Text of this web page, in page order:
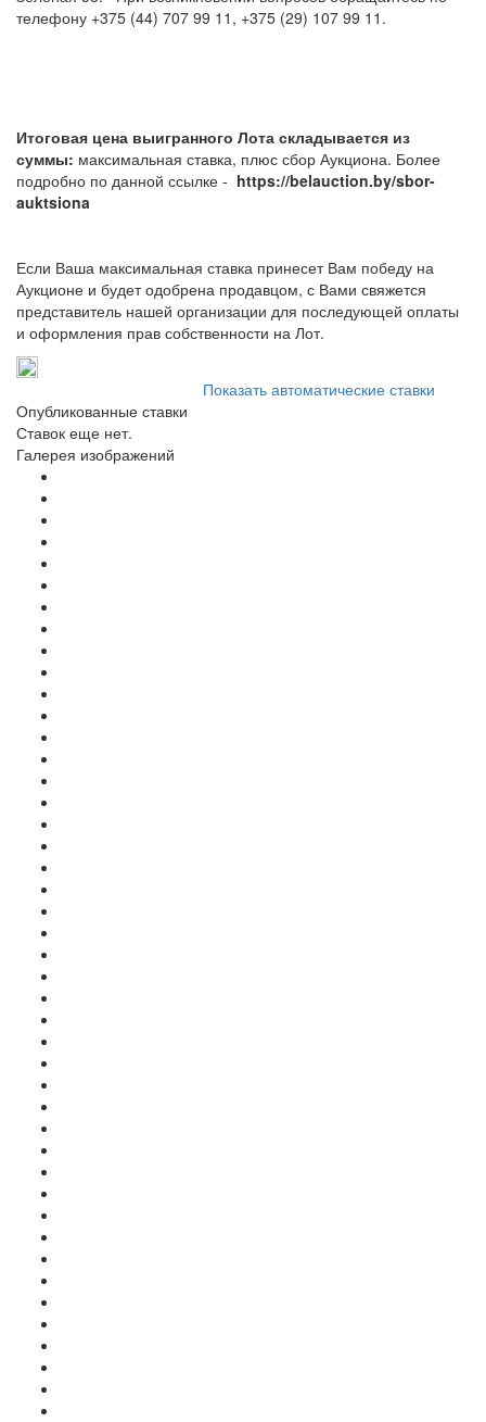
телефону +375 (44) 707 99 11, +375 (29) 107 99 11.
Итоговая цена выигранного Лота складывается из
суммы: максимальная ставка, плюс сбор Аукциона. Более
подробно по данной ссылке - https://belauction.by/sbor-
auktsiona
Если Ваша максимальная ставка принесет Вам победу на
Аукционе и будет одобрена продавцом, с Вами свяжется
представитель нашей организации для последующей оплаты
и оформления прав собственности на Лот.
Показать автоматические ставки
Опубликованные ставки
Ставок еще нет.
Галерея изображений